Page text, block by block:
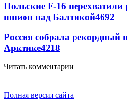
Польские F-16 перехватили
шпион над Балтикой4692
Россия собрала рекордный
Арктике4218
Читать комментарии
Полная версия сайта